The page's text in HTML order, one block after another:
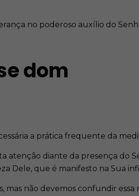
no poderoso auxílio do
dom
a prática frequente da
atenção diante da presença do
Dele, que é manifesto na Sua
não devemos confundir essa